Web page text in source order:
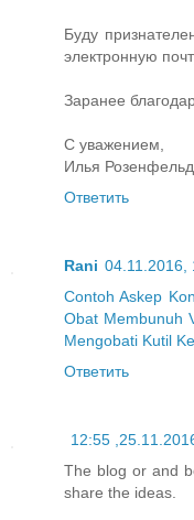
Буду
электронную
Заранее
С уважением,
Илья Розенфельд
Ответить
Rani 04.11.2016,
Contoh Askep
Obat Membunuh
Mengobati Kutil
Ответить
25.11.2016,
The blog or and
share the ideas.